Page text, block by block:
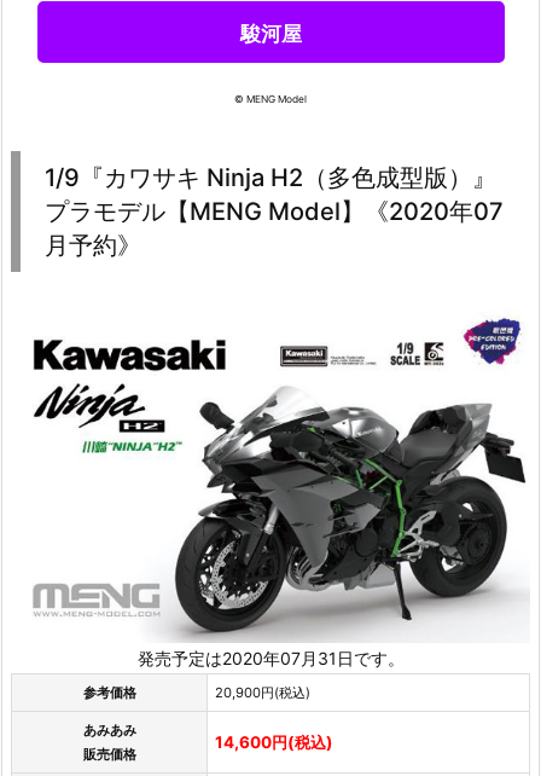
駿河屋
© MENG Model
1/9『カワサキ Ninja H2（多色成型版）』
プラモデル【MENG Model】《2020年07
月予約》
発売予定は2020年07月31日です。
参考価格 20,900円(税込)
あみあみ
販売価格
14,600円(税込)